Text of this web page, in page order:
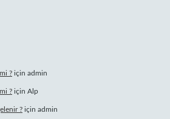
? için admin
? için Alp
? için admin